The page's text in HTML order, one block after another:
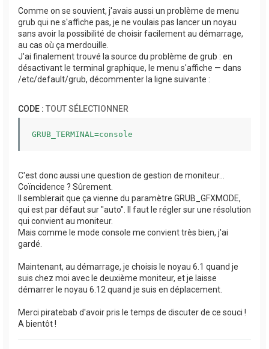
Comme on se souvient, j'avais aussi un problème de menu
grub qui ne s'affiche pas, je ne voulais pas lancer un noyau
sans avoir la possibilité de choisir facilement au démarrage,
au cas où ça merdouille.
J'ai finalement trouvé la source du problème de grub : en
désactivant le terminal graphique, le menu s'affiche — dans
/etc/default/grub, décommenter la ligne suivante :
CODE : TOUT SÉLECTIONNER
GRUB_TERMINAL=console
C'est donc aussi une question de gestion de moniteur...
Coïncidence ? Sûrement.
Il semblerait que ça vienne du paramètre GRUB_GFXMODE,
qui est par défaut sur "auto". Il faut le régler sur une résolution
qui convient au moniteur.
Mais comme le mode console me convient très bien, j'ai
gardé.
Maintenant, au démarrage, je choisis le noyau 6.1 quand je
suis chez moi avec le deuxième moniteur, et je laisse
démarrer le noyau 6.12 quand je suis en déplacement.
Merci piratebab d'avoir pris le temps de discuter de ce souci !
A bientôt !